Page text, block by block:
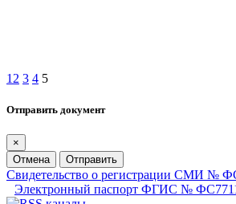
1 2 3 4 5
Отправить документ
×
Отмена
Отправить
Свидетельство о регистрации СМИ №
Электронный паспорт ФГИС №